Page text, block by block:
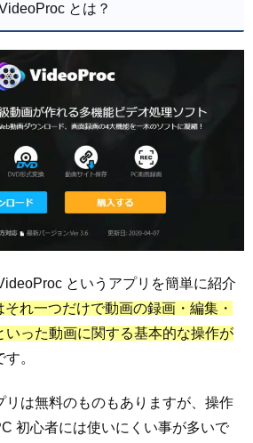
とは？
というアプリを簡単に紹介
それ一つだけで動画の録画・編集・
いった動画に関する基本的な操作が
す。
リは無料のものもありますが、操作
初心者には使いにくい事が多いで